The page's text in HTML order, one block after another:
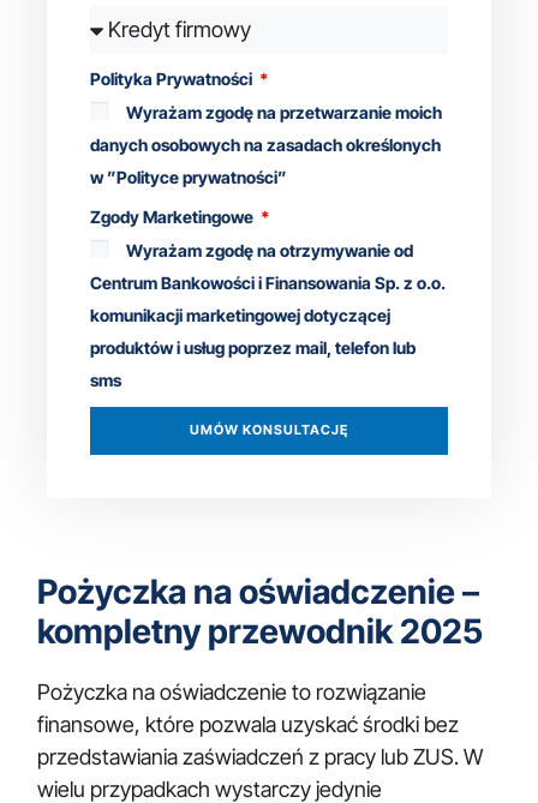
Polityka Prywatności
Wyrażam zgodę na przetwarzanie moich
danych osobowych na zasadach określonych
w ”Polityce prywatności”
Zgody Marketingowe
Wyrażam zgodę na otrzymywanie od
Centrum Bankowości i Finansowania Sp. z o.o.
komunikacji marketingowej dotyczącej
produktów i usług poprzez mail, telefon lub
sms
UMÓW KONSULTACJĘ
Pożyczka na oświadczenie –
kompletny przewodnik 2025
Pożyczka na oświadczenie to rozwiązanie
finansowe, które pozwala uzyskać środki bez
przedstawiania zaświadczeń z pracy lub ZUS. W
wielu przypadkach wystarczy jedynie